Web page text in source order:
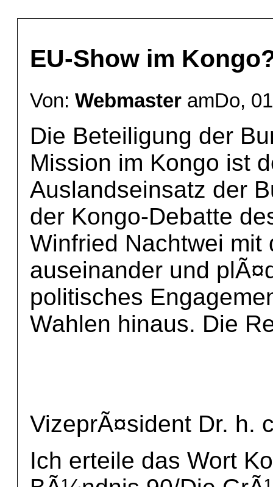
EU-Show im
Von: Webmaster amDo,
Die Beteiligung der
Mission im Kongo ist
Auslandseinsatz der
der Kongo-Debatte
Winfried Nachtwei mit
auseinander und
politisches
Wahlen hinaus. Die
VizeprÃ¤sident Dr. h.
Ich erteile das Wort